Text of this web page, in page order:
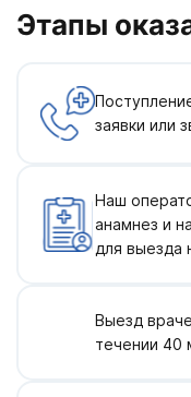
Этапы
заявки или
Наш
анамнез и
для выезда
Выезд
течении 40